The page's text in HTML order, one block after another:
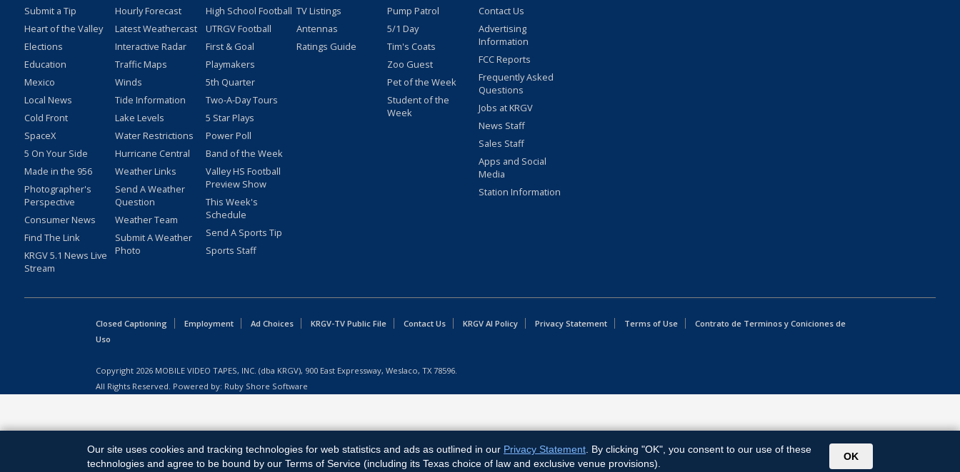
Submit a Tip
Heart of the Valley
Elections
Education
Mexico
Local News
Cold Front
SpaceX
5 On Your Side
Made in the 956
Photographer's
Perspective
Consumer News
Find The Link
KRGV 5.1 News Live
Stream
Hourly Forecast
Latest Weathercast
Interactive Radar
Traffic Maps
Winds
Tide Information
Lake Levels
Water Restrictions
Hurricane Central
Weather Links
Send A Weather
Question
Weather Team
Submit A Weather
Photo
High School Football
UTRGV Football
First & Goal
Playmakers
5th Quarter
Two-A-Day Tours
5 Star Plays
Power Poll
Band of the Week
Valley HS Football
Preview Show
This Week's
Schedule
Send A Sports Tip
Sports Staff
TV Listings
Antennas
Ratings Guide
Pump Patrol
5/1 Day
Tim's Coats
Zoo Guest
Pet of the Week
Student of the
Week
Contact Us
Advertising
Information
FCC Reports
Frequently Asked
Questions
Jobs at KRGV
News Staff
Sales Staff
Apps and Social
Media
Station Information
Closed Captioning Employment Ad Choices KRGV-TV Public File Contact Us KRGV AI Policy Privacy Statement Terms of Use
Contrato de Terminos y Coniciones de
Uso
Copyright 2026 MOBILE VIDEO TAPES, INC. (dba KRGV), 900 East Expressway, Weslaco, TX 78596.
All Rights Reserved. Powered by: Ruby Shore Software
Our site uses cookies and tracking technologies for web statistics and ads as outlined in our Privacy Statement . By clicking "OK", you consent to our use of these
technologies and agree to be bound by our Terms of Service (including its Texas choice of law and exclusive venue provisions).
OK